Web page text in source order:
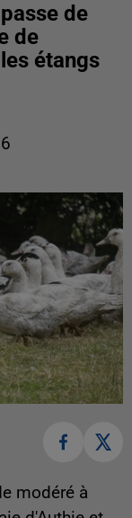
de
de
étangs
modéré à